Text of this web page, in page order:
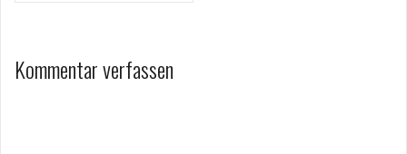
Kommentar verfassen